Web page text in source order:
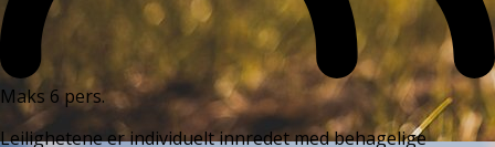
Maks 6 pers.
Leilighetene er individuelt innredet med behagelige